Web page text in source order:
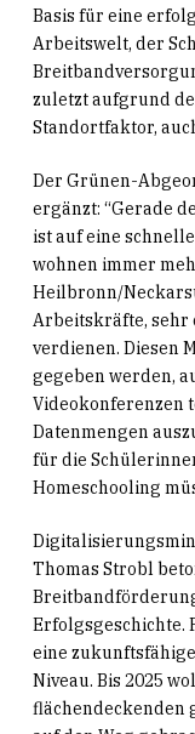
Basis für eine
Arbeitswelt, der
zuletzt aufgrund
Standortfaktor,
Der Grünen-
ergänzt: “Gerade
ist auf eine
wohnen immer
Heilbronn/
Arbeitskräfte, sehr
verdienen. Diesen
gegeben werden,
Videokonferenzen
Datenmengen
für die
Homeschooling
Thomas Strobl
Erfolgsgeschichte.
eine
Niveau. Bis 2025